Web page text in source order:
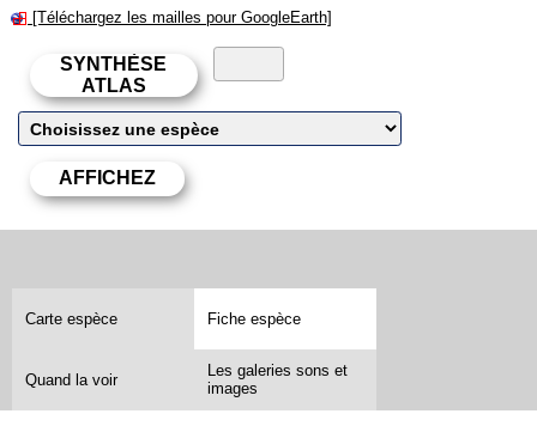
[Téléchargez les mailles pour GoogleEarth]
Carte espèce Fiche espèce
Quand la voir
Les galeries sons et
images